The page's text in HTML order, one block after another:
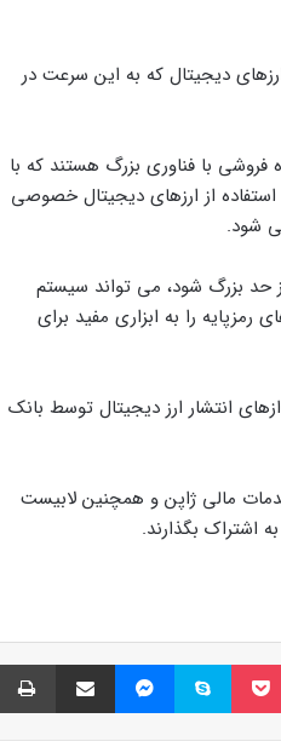
دیجیتال که به این سرعت در
فروشی با فناوری بزرگ هستند که با
از ارزهای دیجیتال خصوصی
شود.
حد بزرگ شود، می تواند سیستم
را به ابزاری مفید برای
انتشار ارز دیجیتال توسط بانک
مالی ژاپن و همچنین لابیست
اشتراک بگذارند.
پاکت اسکایپ مسنجر اشتراک گذاری با ایمیل